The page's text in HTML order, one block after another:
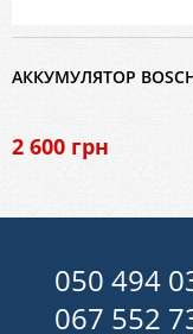
АККУМУЛЯТОР BOSCH
2 600 грн
050 494
067 552